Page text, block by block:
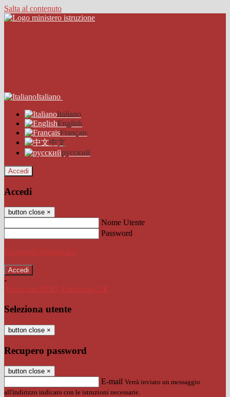
Salta al contenuto
Italiano
Italiano
English
Français
中文
русский
Accedi
Accedi
button close ×
Nome Utente
Password
Password dimenticata?
-
Entra con SPID
Entra con CIE
Seleziona utente
button close ×
Recupero password
button close ×
E-mail Verrà inviato un messaggio
all'indirizzo indicato con le istruzioni necessarie.